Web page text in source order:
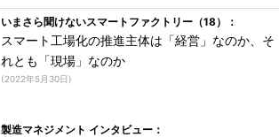
いまさら聞けないスマートファクトリー（18）：
スマート工場化の推進主体は「経営」なのか、そ
れとも「現場」なのか
(2022年5月30日)
製造マネジメント インタビュー：